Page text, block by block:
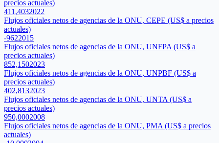
precios actuales)
411,4032022
Flujos oficiales netos de agencias de la ONU, CEPE (US$ a precios
actuales)
-9622015
Flujos oficiales netos de agencias de la ONU, UNFPA (US$ a
precios actuales)
852,1502023
Flujos oficiales netos de agencias de la ONU, UNPBF (US$ a
precios actuales)
402,8132023
Flujos oficiales netos de agencias de la ONU, UNTA (US$ a
precios actuales)
950,0002008
Flujos oficiales netos de agencias de la ONU, PMA (US$ a precios
actuales)